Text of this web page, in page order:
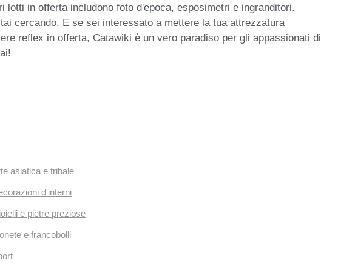
lotti in offerta includono foto d'epoca, esposimetri e ingranditori.
cercando. E se sei interessato a mettere la tua attrezzatura
reflex in offerta, Catawiki è un vero paradiso per gli appassionati di
asiatica e tribale
d'interni
e pietre preziose
e francobolli